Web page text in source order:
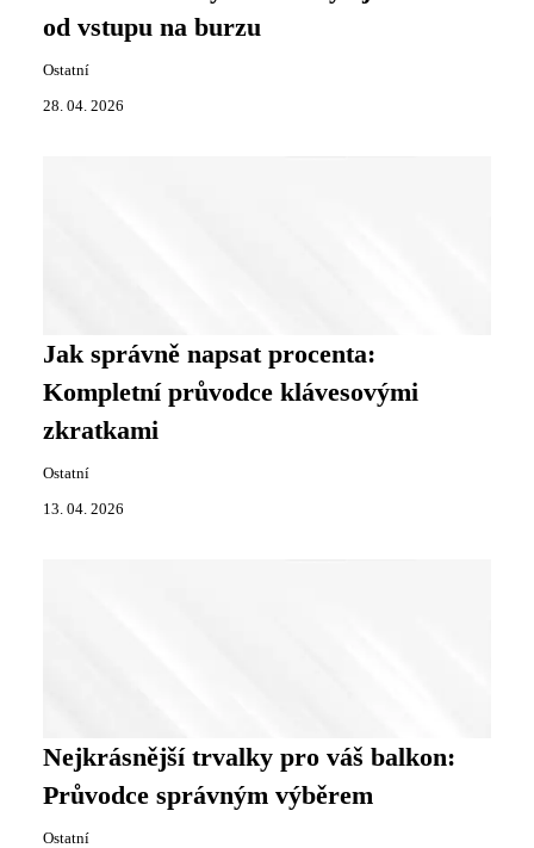
od vstupu na burzu
Ostatní
28. 04. 2026
Jak správně napsat procenta:
Kompletní průvodce klávesovými
zkratkami
Ostatní
13. 04. 2026
Nejkrásnější trvalky pro váš balkon:
Průvodce správným výběrem
Ostatní